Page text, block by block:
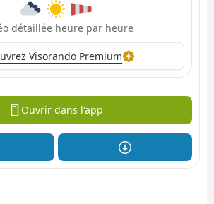
détaillée heure par heure
Visorando Premium
Ouvrir dans l'app